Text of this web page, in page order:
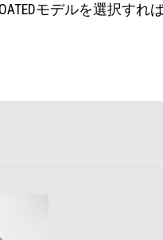
モデルを選択す